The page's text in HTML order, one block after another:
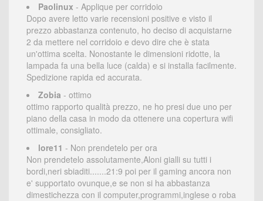
Paolinux - Applique per corridoio
Dopo avere letto varie recensioni positive e visto il
prezzo abbastanza contenuto, ho deciso di acquistarne
2 da mettere nel corridoio e devo dire che è stata
un'ottima scelta. Nonostante le dimensioni ridotte, la
lampada fa una bella luce (calda) e si installa facilmente.
Spedizione rapida ed accurata.
Zobia - ottimo
ottimo rapporto qualità prezzo, ne ho presi due uno per
piano della casa in modo da ottenere una copertura wifi
ottimale, consigliato.
lore11 - Non prendetelo per ora
Non prendetelo assolutamente,Aloni gialli su tutti i
bordi,neri sbiaditi.......21:9 poi per il gaming ancora non
e' supportato ovunque,e se non si ha abbastanza
dimestichezza con il computer,programmi,inglese o roba